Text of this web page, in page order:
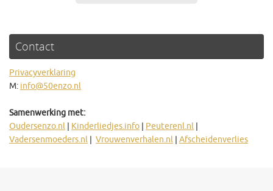
Contact
Privacyverklaring
M: info@50enzo.nl
Samenwerking met:
Oudersenzo.nl | Kinderliedjes.info | Peuterenl.nl |
Vadersenmoeders.nl | Vrouwenverhalen.nl | Afscheidenverlies